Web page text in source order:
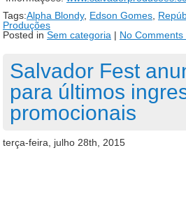
Tags:Alpha Blondy, Edson Gomes,
Produções
Posted in Sem categoria | No Comments
Salvador Fest
para últimos
promocionais
terça-feira, julho 28th, 2015